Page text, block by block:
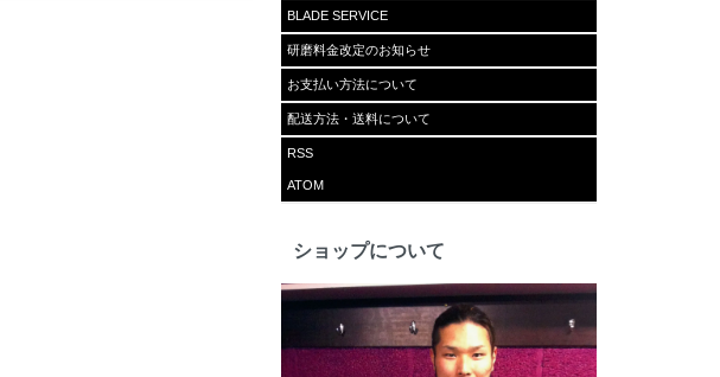
BLADE SERVICE
研磨料金改定のお知らせ
お支払い方法について
配送方法・送料について
RSS
ATOM
ショップについて